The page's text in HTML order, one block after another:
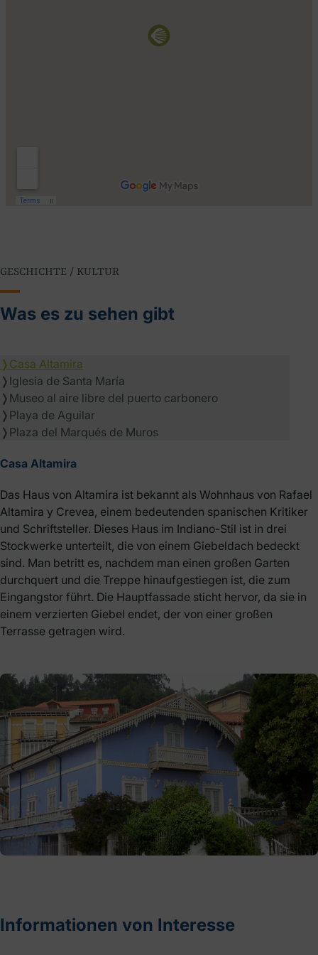
GESCHICHTE / KULTUR
Was es zu sehen gibt
❭ Casa Altamira
❭ Iglesia de Santa María
❭ Museo al aire libre del puerto carbonero
❭ Playa de Aguilar
❭ Plaza del Marqués de Muros
Casa Altamira
Das Haus von Altamira ist bekannt als Wohnhaus von Rafael
Altamira y Crevea, einem bedeutenden spanischen Kritiker
und Schriftsteller. Dieses Haus im Indiano-Stil ist in drei
Stockwerke unterteilt, die von einem Giebeldach bedeckt
sind. Man betritt es, nachdem man einen großen Garten
durchquert und die Treppe hinaufgestiegen ist, die zum
Eingangstor führt. Die Hauptfassade sticht hervor, da sie in
einem verzierten Giebel endet, der von einer großen
Terrasse getragen wird.
Informationen von Interesse